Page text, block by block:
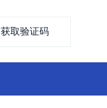
获取验证码